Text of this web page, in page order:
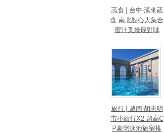
蔬食 | 台中‧漢來蔬
食 南北點心大集合
蜜汁叉燒最對味
旅行 | 越南‧胡志明
市小旅行X2 超高C
P豪宅泳池旅宿推